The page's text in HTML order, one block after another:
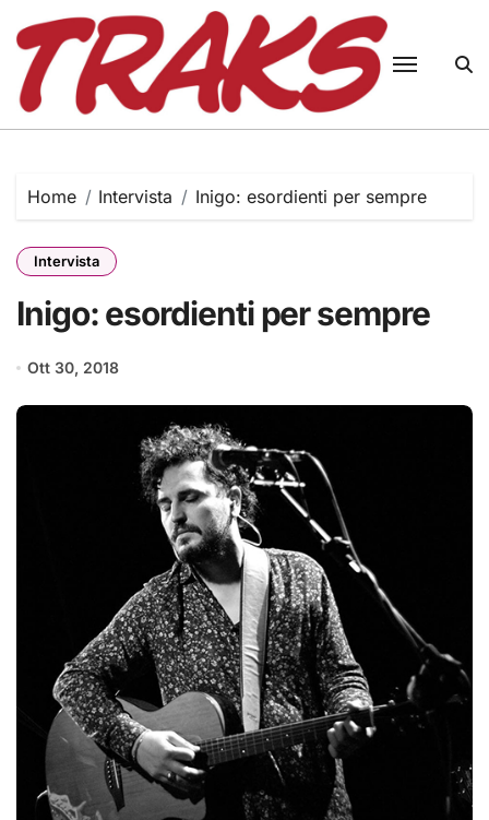
content
Home Intervista Inigo: esordienti per sempre
Intervista
Inigo: esordienti per sempre
Ott 30, 2018